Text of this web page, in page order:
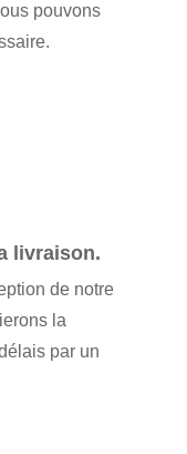
pouvons
livraison.
de notre
la
par un